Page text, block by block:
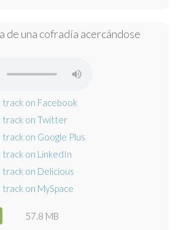
de una cofradía acercándose
57.8 MB